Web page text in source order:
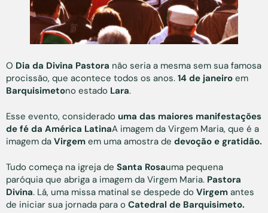
O Dia da Divina Pastora não seria a mesma sem sua famosa
procissão, que acontece todos os anos. 14 de janeiro em
Barquisimetono estado Lara.
Esse evento, considerado uma das maiores manifestações
de fé da América LatinaA imagem da Virgem Maria, que é a
imagem da Virgem em uma amostra de devoção e gratidão.
Tudo começa na igreja de Santa Rosauma pequena
paróquia que abriga a imagem da Virgem Maria. Pastora
Divina. Lá, uma missa matinal se despede do Virgem antes
de iniciar sua jornada para o Catedral de Barquisimeto.